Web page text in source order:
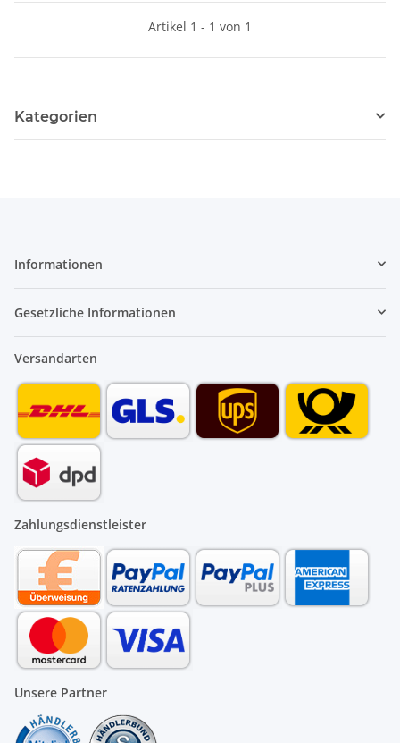
Artikel 1 - 1 von 1
Kategorien
Informationen
Gesetzliche Informationen
Versandarten
Zahlungsdienstleister
Unsere Partner